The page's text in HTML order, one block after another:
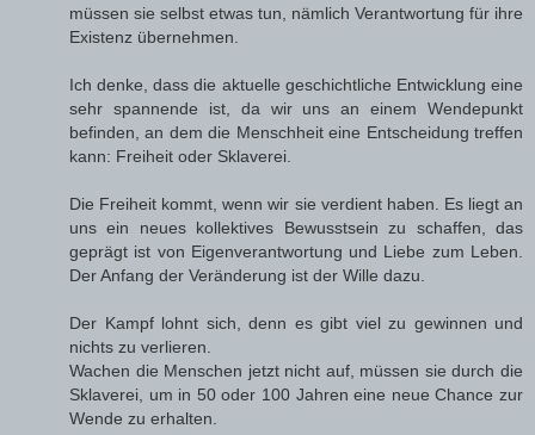
müssen sie selbst etwas tun, nämlich Verantwortung für ihre
Existenz übernehmen.
Ich denke, dass die aktuelle geschichtliche Entwicklung eine
sehr spannende ist, da wir uns an einem Wendepunkt
befinden, an dem die Menschheit eine Entscheidung treffen
kann: Freiheit oder Sklaverei.
Die Freiheit kommt, wenn wir sie verdient haben. Es liegt an
uns ein neues kollektives Bewusstsein zu schaffen, das
geprägt ist von Eigenverantwortung und Liebe zum Leben.
Der Anfang der Veränderung ist der Wille dazu.
Der Kampf lohnt sich, denn es gibt viel zu gewinnen und
nichts zu verlieren.
Wachen die Menschen jetzt nicht auf, müssen sie durch die
Sklaverei, um in 50 oder 100 Jahren eine neue Chance zur
Wende zu erhalten.